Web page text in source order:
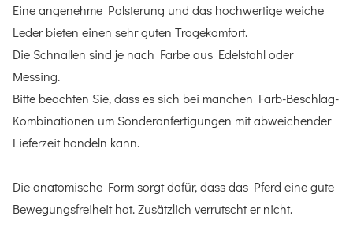
Eine angenehme Polsterung und das hochwertige weiche
Leder bieten einen sehr guten Tragekomfort.
Die Schnallen sind je nach Farbe aus Edelstahl oder
Messing.
Bitte beachten Sie, dass es sich bei manchen Farb-Beschlag-
Kombinationen um Sonderanfertigungen mit abweichender
Lieferzeit handeln kann.
Die anatomische Form sorgt dafür, dass das Pferd eine gute
Bewegungsfreiheit hat. Zusätzlich verrutscht er nicht.